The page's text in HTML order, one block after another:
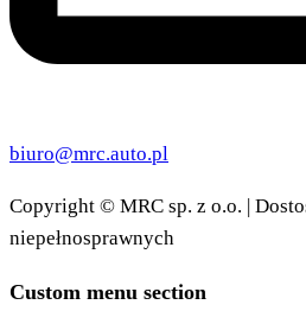
biuro@mrc.auto.pl
Copyright © MRC sp. z o.o. |
niepełnosprawnych
Custom menu section